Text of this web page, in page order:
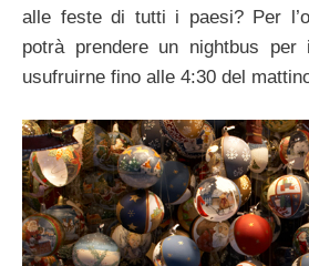
alle feste di tutti i paesi? Per
potrà prendere un nightbus
usufruirne fino alle 4:30 del